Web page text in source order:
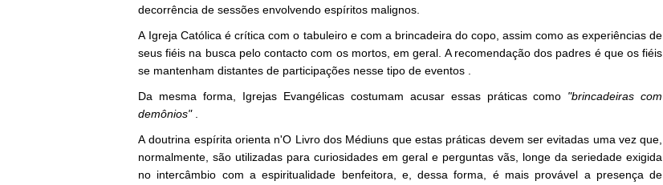
decorrência de sessões envolvendo espíritos malignos.
A Igreja Católica é crítica com o tabuleiro e com a brincadeira do copo, assim como as experiências de
seus fiéis na busca pelo contacto com os mortos, em geral. A recomendação dos padres é que os fiéis
se mantenham distantes de participações nesse tipo de eventos .
Da mesma forma, Igrejas Evangélicas costumam acusar essas práticas como "brincadeiras com
demônios".
A doutrina espírita orienta n'O Livro dos Médiuns que estas práticas devem ser evitadas uma vez que,
normalmente, são utilizadas para curiosidades em geral e perguntas vãs, longe da seriedade exigida
no intercâmbio com a espiritualidade benfeitora, e, dessa forma, é mais provável a presença de